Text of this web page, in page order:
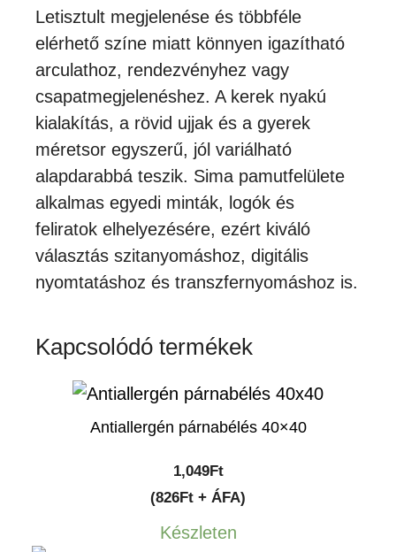
Letisztult megjelenése és többféle
elérhető színe miatt könnyen igazítható
arculathoz, rendezvényhez vagy
csapatmegjelenéshez. A kerek nyakú
kialakítás, a rövid ujjak és a gyerek
méretsor egyszerű, jól variálható
alapdarabbá teszik. Sima pamutfelülete
alkalmas egyedi minták, logók és
feliratok elhelyezésére, ezért kiváló
választás szitanyomáshoz, digitális
nyomtatáshoz és transzfernyomáshoz is.
Kapcsolódó termékek
Antiallergén párnabélés 40×40
1,049Ft
(826Ft + ÁFA)
Készleten